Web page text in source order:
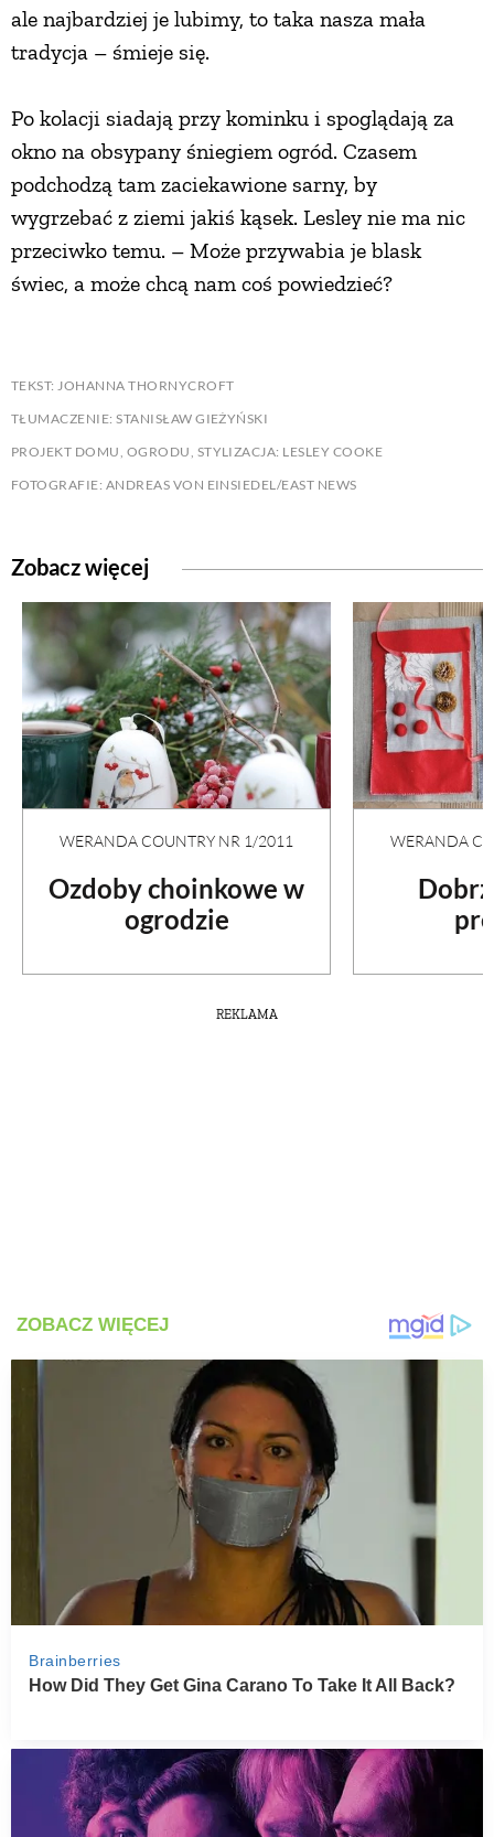
ale najbardziej je lubimy, to taka nasza mała
tradycja – śmieje się.
Po kolacji siadają przy kominku i spoglądają za
okno na obsypany śniegiem ogród. Czasem
podchodzą tam zaciekawione sarny, by
wygrzebać z ziemi jakiś kąsek. Lesley nie ma nic
przeciwko temu. – Może przywabia je blask
świec, a może chcą nam coś powiedzieć?
TEKST: JOHANNA THORNYCROFT
TŁUMACZENIE: STANISŁAW GIEŻYŃSKI
PROJEKT DOMU, OGRODU, STYLIZACJA: LESLEY COOKE
FOTOGRAFIE: ANDREAS VON EINSIEDEL/EAST NEWS
Zobacz więcej
WERANDA COUNTRY NR 1/2011
Ozdoby choinkowe w
ogrodzie
WERANDA
REKLAMA